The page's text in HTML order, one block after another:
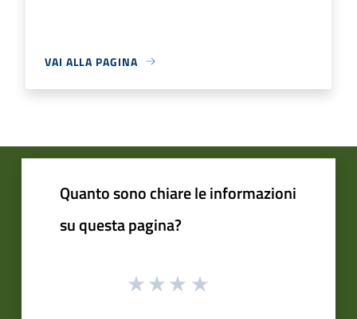
VAI ALLA PAGINA
Quanto sono chiare le informazioni
su questa pagina?